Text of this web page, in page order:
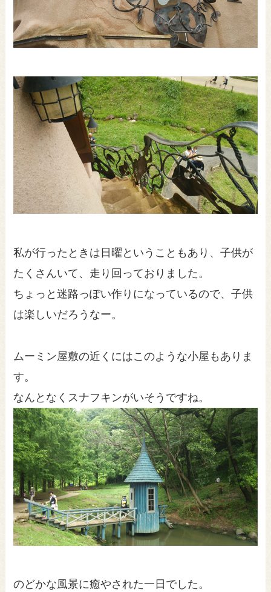
私が行ったときは日曜ということもあり、子供が
たくさんいて、走り回っておりました。
ちょっと迷路っぽい作りになっているので、子供
は楽しいだろうなー。
ムーミン屋敷の近くにはこのような小屋もありま
す。
なんとなくスナフキンがいそうですね。
のどかな風景に癒やされた一日でした。